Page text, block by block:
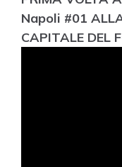
Napoli #01
CAPITALE DEL